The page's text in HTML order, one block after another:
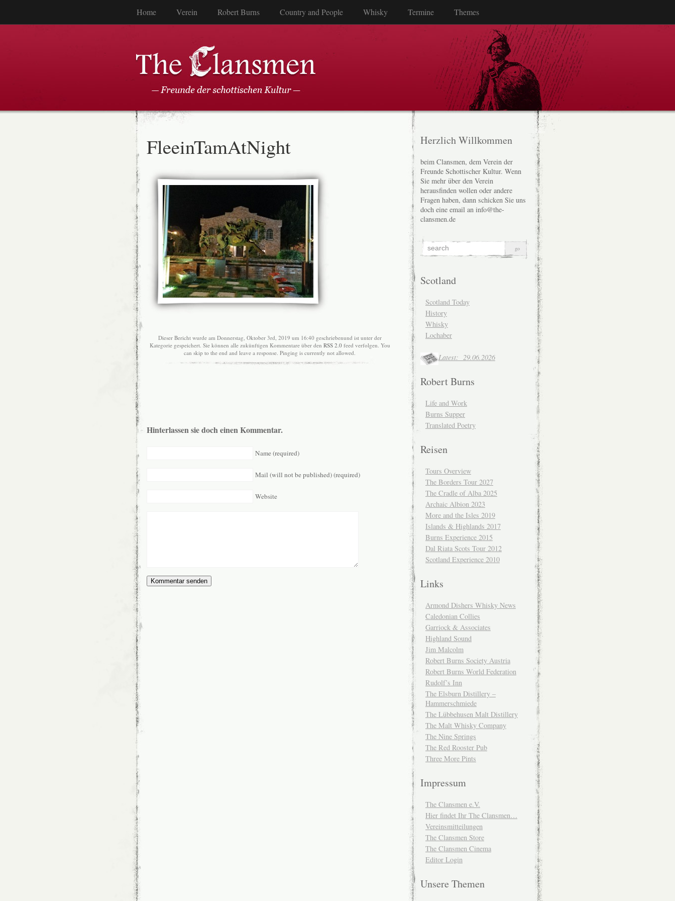
Home Verein Robert Burns Country and People Whisky Termine Themes
FleeinTamAtNight
Dieser Bericht wurde am Donnerstag, Oktober 3rd, 2019 um 16:40 geschriebenund ist unter der
Kategorie gespeichert. Sie können alle zukünftigen Kommentare über den RSS 2.0feed verfolgen. You
can skip to the end and leave a response. Pinging is currently not allowed.
Hinterlassen sie doch einen Kommentar.
Name (required)
Mail (will not be published) (required)
Website
Herzlich Willkommen
beim Clansmen, dem Verein der
Freunde Schottischer Kultur. Wenn
Sie mehr über den Verein
herausfinden wollen oder andere
Fragen haben, dann schicken Sie uns
doch eine email an info@the-
clansmen.de
Scotland
Scotland Today
History
Whisky
Lochaber
Latest: 29.06.2026
Robert Burns
Life and Work
Burns Supper
Translated Poetry
Reisen
Tours Overview
The Borders Tour 2027
The Cradle of Alba 2025
Archaic Albion 2023
More and the Isles 2019
Islands & Highlands 2017
Burns Experience 2015
Dal Riata Scots Tour 2012
Scotland Experience 2010
Links
Armond Dishers Whisky News
Caledonian Collies
Garriock & Associates
Highland Sound
Jim Malcolm
Robert Burns Society Austria
Robert Burns World Federation
Rudolf’s Inn
The Elsburn Distillery –
Hammerschmiede
The Lübbehusen Malt Distillery
The Malt Whisky Company
The Nine Springs
The Red Rooster Pub
Three More Pints
Impressum
The Clansmen e.V.
Hier findet Ihr The Clansmen…
Vereinsmitteilungen
The Clansmen Store
The Clansmen Cinema
Editor Login
Unsere Themen